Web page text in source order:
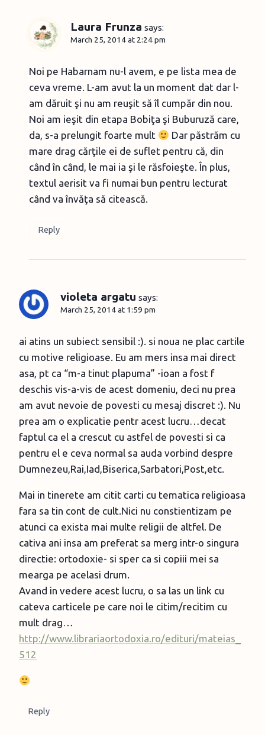
Laura Frunza says:
March 25, 2014 at 2:24 pm
Noi pe Habarnam nu-l avem, e pe lista mea de
ceva vreme. L-am avut la un moment dat dar l-
am dăruit şi nu am reuşit să îl cumpăr din nou.
Noi am ieşit din etapa Bobiţa şi Buburuză care,
da, s-a prelungit foarte mult
Dar păstrăm cu
mare drag cărţile ei de suflet pentru că, din
când în când, le mai ia şi le răsfoieşte. În plus,
textul aerisit va fi numai bun pentru lecturat
când va învăţa să citească.
Reply
violeta argatu says:
March 25, 2014 at 1:59 pm
ai atins un subiect sensibil :). si noua ne plac cartile
cu motive religioase. Eu am mers insa mai direct
asa, pt ca “m-a tinut plapuma” -ioan a fost f
deschis vis-a-vis de acest domeniu, deci nu prea
am avut nevoie de povesti cu mesaj discret :). Nu
prea am o explicatie pentr acest lucru…decat
faptul ca el a crescut cu astfel de povesti si ca
pentru el e ceva normal sa auda vorbind despre
Dumnezeu,Rai,Iad,Biserica,Sarbatori,Post,etc.
Mai in tinerete am citit carti cu tematica religioasa
fara sa tin cont de cult.Nici nu constientizam pe
atunci ca exista mai multe religii de altfel. De
cativa ani insa am preferat sa merg intr-o singura
directie: ortodoxie- si sper ca si copiii mei sa
mearga pe acelasi drum.
Avand in vedere acest lucru, o sa las un link cu
cateva carticele pe care noi le citim/recitim cu
mult drag…
http://www.librariaortodoxia.ro/edituri/mateias_
512
Reply